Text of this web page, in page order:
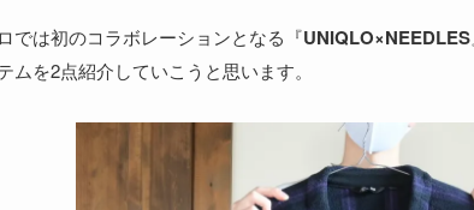
では初のコラボレーションとなる『UNIQLO×NEEDLES
ムを2点紹介していこうと思います。